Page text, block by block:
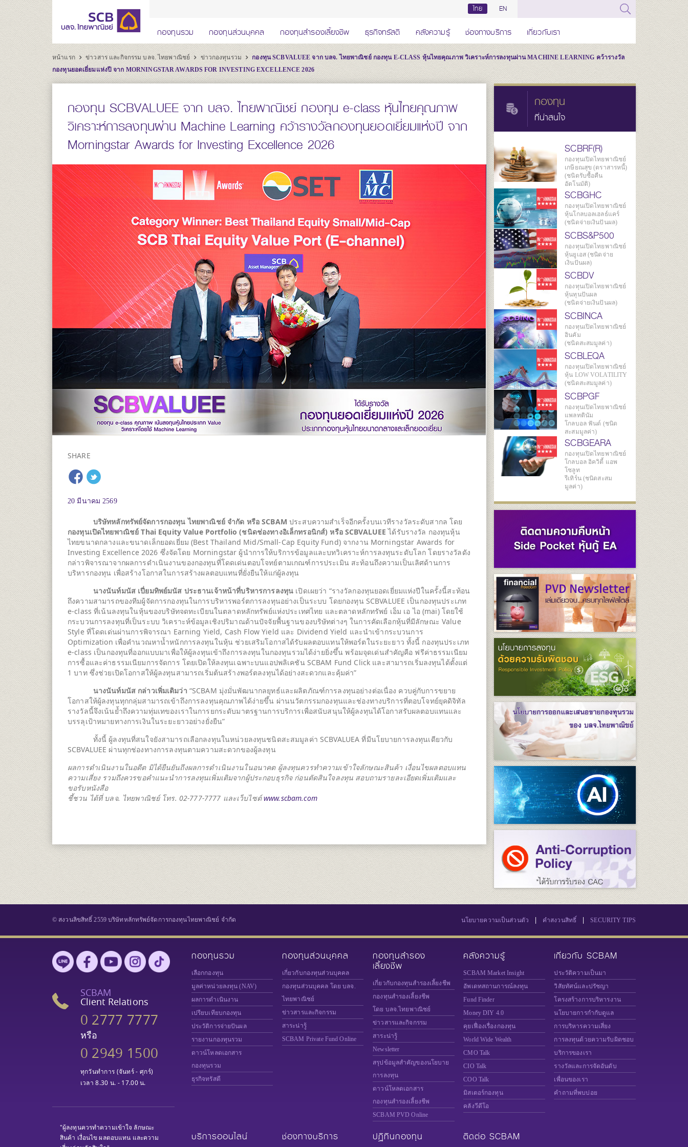
ไทย EN
กองทุนรวม กองทุนส่วนบุคคล กองทุนสำรองเลี้ยงชีพ ธุรกิจทรัสตี คลังความรู้ ช่องทางบริการ เกี่ยวกับเรา
หน้าแรก ข่าวสาร และกิจกรรม บลจ. ไทยพาณิชย์ ข่าวกองทุนรวม
กองทุน SCBVALUEE จาก บลจ. ไทยพาณิชย์ กองทุน E-CLASS หุ้นไทยคุณภาพ วิเคราะห์การลงทุนผ่าน MACHINE LEARNING คว้ารางวัล
กองทุนยอดเยี่ยมแห่งปี จาก MORNINGSTAR AWARDS FOR INVESTING EXCELLENCE 2026
กองทุน SCBVALUEE จาก บลจ. ไทยพาณิชย์ กองทุน e-class หุ้นไทยคุณภาพ
วิเคราะห์การลงทุนผ่าน Machine Learning คว้ารางวัลกองทุนยอดเยี่ยมแห่งปี จาก
Morningstar Awards for Investing Excellence 2026
SHARE
20 มีนาคม 2569
บริษัทหลักทรัพย์จัดการกองทุน ไทยพาณิชย์ จำกัด หรือSCBAM ประสบความสำเร็จอีกครั้งบนเวทีรางวัลระดับสากล โดย
กองทุนเปิดไทยพาณิชย์Thai Equity Value Portfolio (ชนิดช่องทางอิเล็กทรอนิกส์) หรือ SCBVALUEE ได้รับรางวัล กองทุนหุ้น
ไทยขนาดกลางและขนาดเล็กยอดเยี่ยม (Best Thailand Mid/Small-Cap Equity Fund) จากงาน Morningstar Awards for
Investing Excellence 2026 ซึ่งจัดโดย Morningstar ผู้นำการให้บริการข้อมูลและบทวิเคราะห์การลงทุนระดับโลก โดยรางวัลดัง
กล่าวพิจารณาจากผลการดำเนินงานของกองทุนที่โดดเด่นตอบโจทย์ตามเกณฑ์การประเมิน สะท้อนถึงความเป็นเลิศด้านการ
บริหารกองทุน เพื่อสร้างโอกาสในการสร้างผลตอบแทนที่ยั่งยืนให้แก่ผู้ลงทุน
นางนันท์มนัส เปี่ยมทิพย์มนัส ประธานเจ้าหน้าที่บริหารการลงทุน เปิดเผยว่า “รางวัลกองทุนยอดเยี่ยมแห่งปีในครั้งนี้สะท้อน
ถึงความสามารถของทีมผู้จัดการกองทุนในการบริหารพอร์ตการลงทุนอย่างเป็นระบบ โดยกองทุน SCBVALUEE เป็นกองทุนประเภท
e-class ที่เน้นลงทุนในหุ้นของบริษัทจดทะเบียนในตลาดหลักทรัพย์แห่งประเทศไทย และตลาดหลักทรัพย์ เอ็ม เอ ไอ (mai) โดยใช้
กระบวนการลงทุนที่เป็นระบบ วิเคราะห์ข้อมูลเชิงปริมาณด้านปัจจัยพื้นฐานของบริษัทต่างๆ ในการคัดเลือกหุ้นที่มีลักษณะ Value
Style ที่โดดเด่นผ่านการพิจารณา Earning Yield, Cash Flow Yield และ Dividend Yield และนำเข้ากระบวนการ
Optimization เพื่อคำนวณหาน้ำหนักการลงทุนในหุ้น ช่วยเสริมโอกาสได้รับผลตอบแทนให้พอร์ตในระยะยาว ทั้งนี้ กองทุนประเภท
e-class เป็นกองทุนที่ออกแบบมาเพื่อให้ผู้ลงทุนเข้าถึงการลงทุนในกองทุนรวมได้ง่ายยิ่งขึ้น พร้อมจุดเด่นสำคัญคือ ฟรีค่าธรรมเนียม
การซื้อและค่าธรรมเนียมการจัดการ โดยเปิดให้ลงทุนเฉพาะบนแอปพลิเคชัน SCBAM Fund Click และสามารถเริ่มลงทุนได้ตั้งแต่
1 บาท ซึ่งช่วยเปิดโอกาสให้ผู้ลงทุนสามารถเริ่มต้นสร้างพอร์ตลงทุนได้อย่างสะดวกและคุ้มค่า”
นางนันท์มนัส กล่าวเพิ่มเติมว่า “SCBAM มุ่งมั่นพัฒนากลยุทธ์และผลิตภัณฑ์การลงทุนอย่างต่อเนื่อง ควบคู่กับการขยาย
โอกาสให้ผู้ลงทุนทุกกลุ่มสามารถเข้าถึงการลงทุนคุณภาพได้ง่ายขึ้น ผ่านนวัตกรรมกองทุนและช่องทางบริการที่ตอบโจทย์ยุคดิจิทัล
รางวัลนี้จึงเน้นย้ำถึงความทุ่มเทของเราในการยกระดับมาตรฐานการบริการเพื่อสนับสนุนให้ผู้ลงทุนได้โอกาสรับผลตอบแทนและ
บรรลุเป้าหมายทางการเงินในระยะยาวอย่างยั่งยืน”
ทั้งนี้ ผู้ลงทุนที่สนใจยังสามารถเลือกลงทุนในหน่วยลงทุนชนิดสะสมมูลค่า SCBVALUEA ที่มีนโยบายการลงทุนเดียวกับ
SCBVALUEE ผ่านทุกช่องทางการลงทุนตามความสะดวกของผู้ลงทุน
ผลการดำเนินงานในอดีต มิได้ยืนยันถึงผลการดำเนินงานในอนาคต ผู้ลงทุนควรทำความเข้าใจลักษณะสินค้า เงื่อนไขผลตอบแทน
ความเสี่ยง รวมถึงควรขอคำแนะนำการลงทุนเพิ่มเติมจากผู้ประกอบธุรกิจ ก่อนตัดสินใจลงทุน สอบถามรายละเอียดเพิ่มเติมและ
ขอรับหนังสือ
ชี้ชวน ได้ที่ บลจ. ไทยพาณิชย์ โทร. 02-777-7777 และเว็บไซต์www.scbam.com
กองทุน
ที่น่าสนใจ
SCBRF(R)
กองทุนเปิดไทยพาณิชย์
เกษียณสุข (ตราสารหนี้)
(ชนิดรับซื้อคืน
อัตโนมัติ)
SCBGHC
กองทุนเปิดไทยพาณิชย์
หุ้นโกลบอลเฮลธ์แคร์
(ชนิดจ่ายเงินปันผล)
SCBS&P500
กองทุนเปิดไทยพาณิชย์
หุ้นยูเอส (ชนิดจ่าย
เงินปันผล)
SCBDV
กองทุนเปิดไทยพาณิชย์
หุ้นทุนปันผล
(ชนิดจ่ายเงินปันผล)
SCBINCA
กองทุนเปิดไทยพาณิชย์
อินคัม
(ชนิดสะสมมูลค่า)
SCBLEQA
กองทุนเปิดไทยพาณิชย์
หุ้น LOW VOLATILITY
(ชนิดสะสมมูลค่า)
SCBPGF
กองทุนเปิดไทยพาณิชย์
แพลทตินัม
โกลบอล ฟันด์ (ชนิด
สะสมมูลค่า)
SCBGEARA
กองทุนเปิดไทยพาณิชย์
โกลบอล อิควิตี้ แอพ
โซลูท
รีเทิร์น (ชนิดสะสม
มูลค่า)
© สงวนลิขสิทธิ์ 2559 บริษัทหลักทรัพย์จัดการกองทุนไทยพาณิชย์ จำกัด นโยบายความเป็นส่วนตัว | คำสงวนสิทธิ์ | SECURITY TIPS
SCBAM
Client Relations
0 2777 7777
หรือ
0 2949 1500
ทุกวันทำการ (จันทร์ - ศุกร์)
เวลา 8.30 น. - 17.00 น.
"ผู้ลงทุนควรทำความเข้าใจ ลักษณะ
สินค้า เงื่อนไข ผลตอบแทน และความ
กองทุนรวม
เลือกกองทุน
มูลค่าหน่วยลงทุน (NAV)
ผลการดำเนินงาน
เปรียบเทียบกองทุน
ประวัติการจ่ายปันผล
รายงานกองทุนรวม
ดาวน์โหลดเอกสาร
กองทุนรวม
ธุรกิจทรัสตี
กองทุนส่วนบุคคล
เกี่ยวกับกองทุนส่วนบุคคล
กองทุนส่วนบุคคล โดย บลจ.
ไทยพาณิชย์
ข่าวสารและกิจกรรม
สาระน่ารู้
SCBAM Private Fund Online
กองทุนสำรอง
เลี้ยงชีพ
เกี่ยวกับกองทุนสำรองเลี้ยงชีพ
กองทุนสำรองเลี้ยงชีพ
โดย บลจ.ไทยพาณิชย์
ข่าวสารและกิจกรรม
สาระน่ารู้
Newsletter
สรุปข้อมูลสำคัญของนโยบาย
การลงทุน
ดาวน์โหลดเอกสาร
กองทุนสำรองเลี้ยงชีพ
SCBAM PVD Online
คลังความรู้
SCBAM Market Insight
อัพเดทสถานการณ์ลงทุน
Fund Finder
Money DIY 4.0
คุยเฟื่องเรื่องกองทุน
World Wide Wealth
CMO Talk
CIO Talk
COO Talk
มิสเตอร์กองทุน
คลังวีดีโอ
เกี่ยวกับ SCBAM
ประวัติความเป็นมา
วิสัยทัศน์และปรัชญา
โครงสร้างการบริหารงาน
นโยบายการกำกับดูแล
การบริหารความเสี่ยง
การลงทุนด้วยความรับผิดชอบ
บริการของเรา
รางวัลและการจัดอันดับ
เพื่อนของเรา
คำถามที่พบบ่อย
บริการออนไลน์ ช่องทางบริการ ปฏิทินกองทุน ติดต่อ SCBAM